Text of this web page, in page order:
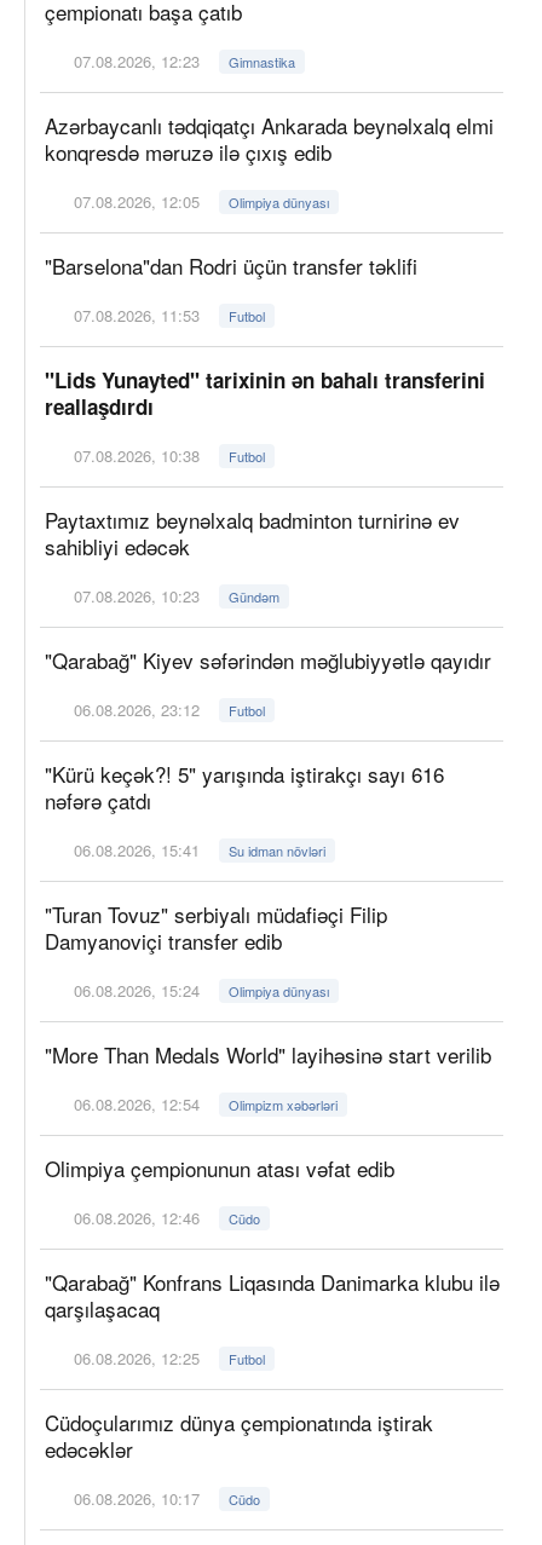
çempionatı başa çatıb
07.08.2026, 12:23 Gimnastika
Azərbaycanlı tədqiqatçı Ankarada beynəlxalq elmi
konqresdə məruzə ilə çıxış edib
07.08.2026, 12:05 Olimpiya dünyası
"Barselona"dan Rodri üçün transfer təklifi
07.08.2026, 11:53 Futbol
"Lids Yunayted" tarixinin ən bahalı transferini
reallaşdırdı
07.08.2026, 10:38 Futbol
Paytaxtımız beynəlxalq badminton turnirinə ev
sahibliyi edəcək
07.08.2026, 10:23 Gündəm
"Qarabağ" Kiyev səfərindən məğlubiyyətlə qayıdır
06.08.2026, 23:12 Futbol
"Kürü keçək?! 5" yarışında iştirakçı sayı 616
nəfərə çatdı
06.08.2026, 15:41 Su idman növləri
"Turan Tovuz" serbiyalı müdafiəçi Filip
Damyanoviçi transfer edib
06.08.2026, 15:24 Olimpiya dünyası
"More Than Medals World" layihəsinə start verilib
06.08.2026, 12:54 Olimpizm xəbərləri
Olimpiya çempionunun atası vəfat edib
06.08.2026, 12:46 Cüdo
"Qarabağ" Konfrans Liqasında Danimarka klubu ilə
qarşılaşacaq
06.08.2026, 12:25 Futbol
Cüdoçularımız dünya çempionatında iştirak
edəcəklər
06.08.2026, 10:17 Cüdo